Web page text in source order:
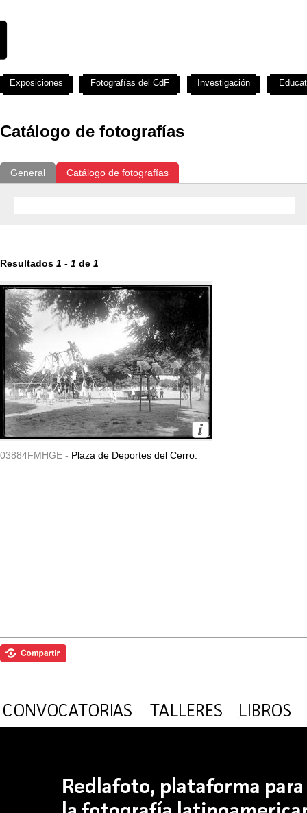
Catálogo de fotografías
General Catálogo de fotografías
Resultados 1 - 1 de 1
03884FMHGE - Plaza de Deportes del Cerro.
Exposiciones Fotografías del CdF Investigación